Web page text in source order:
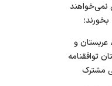
نمی‌خواهند
برسند
عربستان و
توافقنامه
مشترک